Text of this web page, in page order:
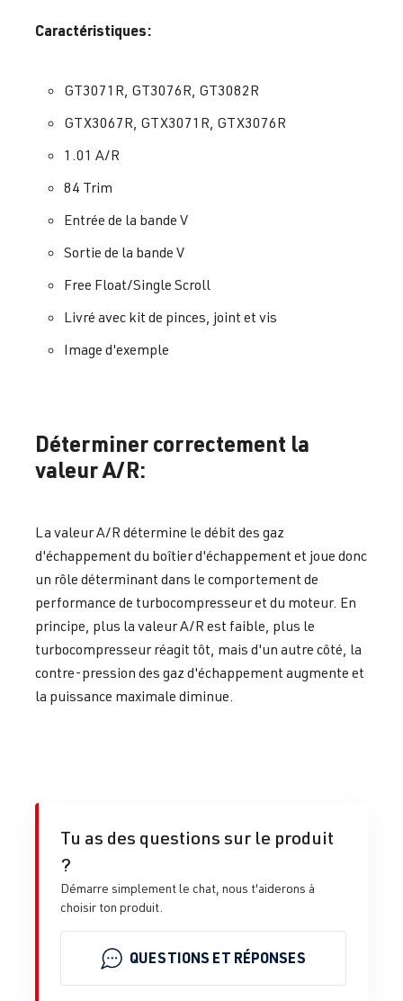
Caractéristiques:
GT3071R, GT3076R, GT3082R
GTX3067R, GTX3071R, GTX3076R
1.01 A/R
84 Trim
Entrée de la bande V
Sortie de la bande V
Free Float/Single Scroll
Livré avec kit de pinces, joint et vis
Image d'exemple
Déterminer correctement la
valeur A/R:
La valeur A/R détermine le débit des gaz
d'échappement du boîtier d'échappement et joue donc
un rôle déterminant dans le comportement de
performance de turbocompresseur et du moteur. En
principe, plus la valeur A/R est faible, plus le
turbocompresseur réagit tôt, mais d'un autre côté, la
contre-pression des gaz d'échappement augmente et
la puissance maximale diminue.
Tu as des questions sur le produit
?
Démarre simplement le chat, nous t'aiderons à
choisir ton produit.
QUESTIONS ET RÉPONSES